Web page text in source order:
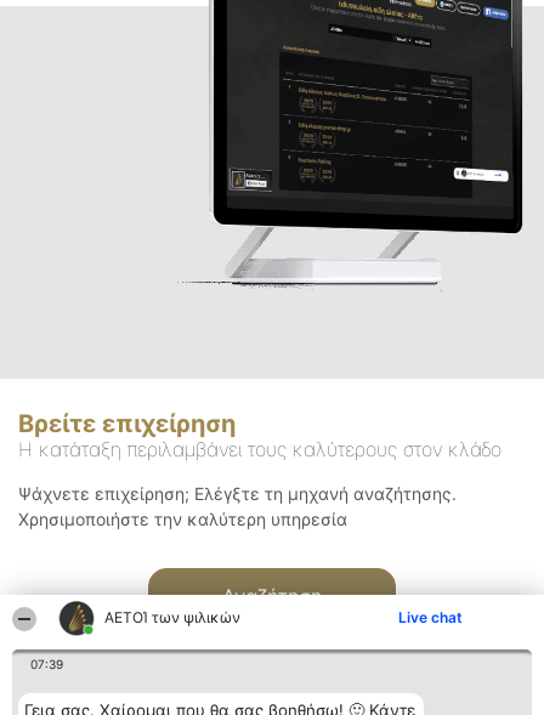
ΑΕΤΟΊ των ψιλικών Live chat
07:39
Γεια σας. Χαίρομαι που θα σας βοηθήσω! 🙂 Κάντε
Βρείτε επιχείρηση
Η κατάταξη περιλαμβάνει τους καλύτερους στον κλάδο
Ψάχνετε επιχείρηση; Ελέγξτε τη μηχανή αναζήτησης.
Χρησιμοποιήστε την καλύτερη υπηρεσία
Αναζήτηση